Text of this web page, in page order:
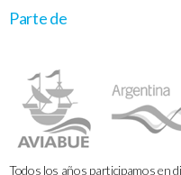
Parte de
Todos los años participamos en